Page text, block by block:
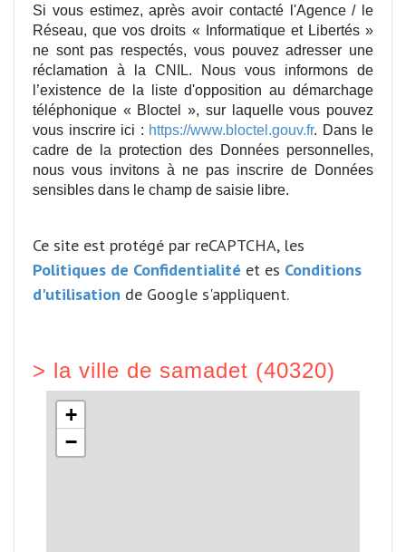
Si vous estimez, après avoir contacté l'Agence / le
Réseau, que vos droits « Informatique et Libertés »
ne sont pas respectés, vous pouvez adresser une
réclamation à la CNIL. Nous vous informons de
l’existence de la liste d'opposition au démarchage
téléphonique « Bloctel », sur laquelle vous pouvez
vous inscrire ici : https://www.bloctel.gouv.fr. Dans le
cadre de la protection des Données personnelles,
nous vous invitons à ne pas inscrire de Données
sensibles dans le champ de saisie libre.
Ce site est protégé par reCAPTCHA, les
Politiques de Confidentialité et es Conditions
d'utilisation de Google s'appliquent.
> la ville de samadet (40320)
+
−